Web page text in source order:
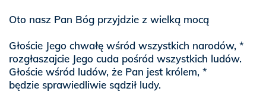
Oto nasz Pan Bóg przyjdzie z wielką mocą
Głoście Jego chwałę wśród wszystkich narodów, *
rozgłaszajcie Jego cuda pośród wszystkich ludów.
Głoście wśród ludów, że Pan jest królem, *
będzie sprawiedliwie sądził ludy.